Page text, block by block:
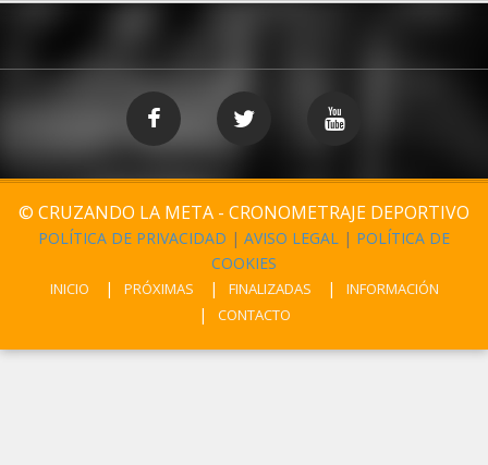
© CRUZANDO LA META - CRONOMETRAJE DEPORTIVO
POLÍTICA DE PRIVACIDAD | AVISO LEGAL | POLÍTICA DE
COOKIES
INICIO PRÓXIMAS FINALIZADAS
INFORMACIÓN
CONTACTO